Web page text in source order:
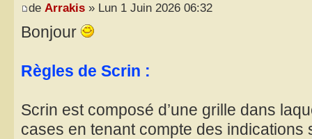
de Arrakis » Lun 1 Juin 2026 06:32
Bonjour
Règles de Scrin :
Scrin est composé d’une grille dans
cases en tenant compte des indications